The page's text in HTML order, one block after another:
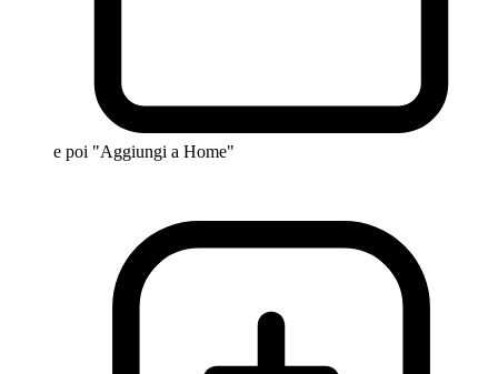
e poi "Aggiungi a Home"